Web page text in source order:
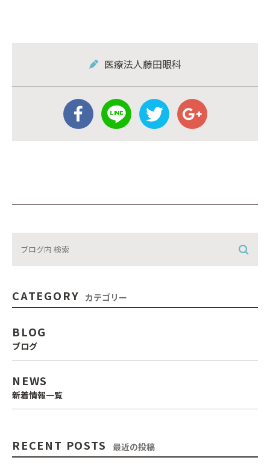
医療法人藤田眼科
CATEGORY カテゴリー
BLOG
ブログ
NEWS
新着情報一覧
RECENT POSTS 最近の投稿